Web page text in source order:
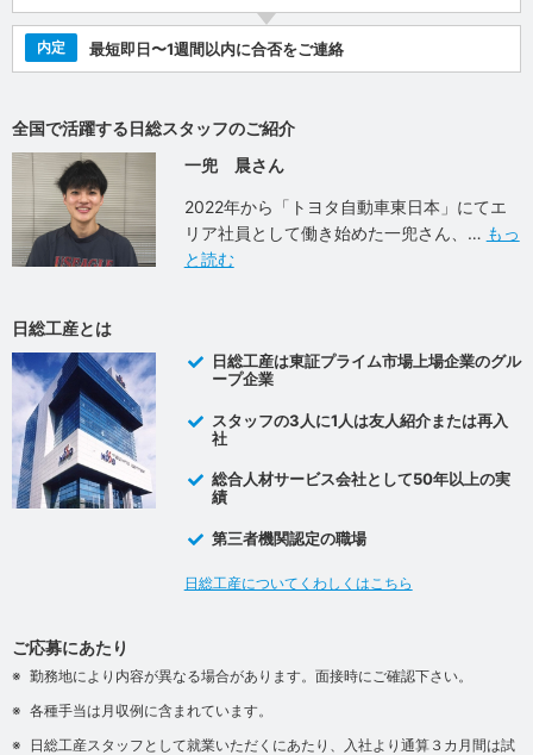
内定 最短即日〜1週間以内に合否をご連絡
全国で活躍する日総スタッフのご紹介
一兜 晨さん
2022年から「トヨタ自動車東日本」にてエ
リア社員として働き始めた一兜さん、
もっ
と読む
日総工産とは
日総工産は東証プライム市場上場企業のグル
ープ企業
スタッフの3人に1人は友人紹介または再入
社
総合人材サービス会社として50年以上の実
績
第三者機関認定の職場
日総工産についてくわしくはこちら
ご応募にあたり
勤務地により内容が異なる場合があります。面接時にご確認下さい。
各種手当は月収例に含まれています。
日総工産スタッフとして就業いただくにあたり、入社より通算３カ月間は試